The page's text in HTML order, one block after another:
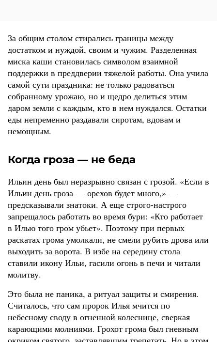
За общим столом стирались границы между
достатком и нуждой, своим и чужим. Разделенная
миска каши становилась символом взаимной
поддержки в преддверии тяжелой работы. Она учила
самой сути праздника: не только радоваться
собранному урожаю, но и щедро делиться этим
даром земли с каждым, кто в нем нуждался. Остатки
еды непременно раздавали сиротам, вдовам и
немощным.
Когда гроза — не беда
Ильин день был неразрывно связан с грозой. «Если в
Ильин день гроза — орехов будет много,» —
предсказывали знатоки. А еще строго-настрого
запрещалось работать во время бури: «Кто работает
в Илью того гром убьет». Поэтому при первых
раскатах грома умолкали, не смели рубить дрова или
выходить за ворота. В избе на середину стола
ставили икону Ильи, гасили огонь в печи и читали
молитву.
Это была не паника, а ритуал защиты и смирения.
Считалось, что сам пророк Илья мчится по
небесному своду в огненной колеснице, сверкая
карающими молниями. Грохот грома был гневным